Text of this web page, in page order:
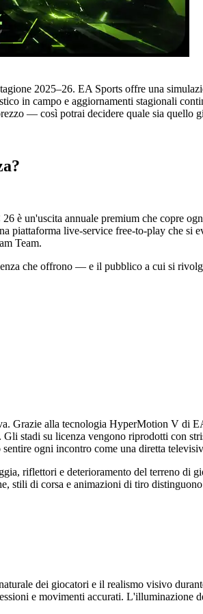
2025–26. EA Sports offre una
in campo e aggiornamenti stagionali
— così potrai decidere quale sia quello
è un'uscita annuale premium che copre
piattaforma live-service free-to-play che
Team.
che offrono — e il pubblico a cui si
Grazie alla tecnologia HyperMotion V di
stadi su licenza vengono riprodotti con
ogni incontro come una diretta
riflettori e deterioramento del terreno
stili di corsa e animazioni di tiro
dei giocatori e il realismo visivo
e movimenti accurati.